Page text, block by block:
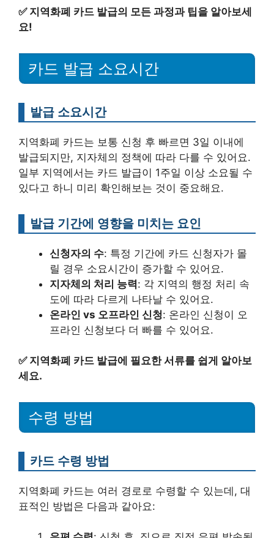
✅ 지역화폐 카드 발급의 모든 과정과 팁을 알아보세
요!
카드 발급 소요시간
발급 소요시간
지역화폐 카드는 보통 신청 후 빠르면 3일 이내에
발급되지만, 지자체의 정책에 따라 다를 수 있어요.
일부 지역에서는 카드 발급이 1주일 이상 소요될 수
있다고 하니 미리 확인해보는 것이 중요해요.
발급 기간에 영향을 미치는 요인
신청자의 수: 특정 기간에 카드 신청자가 몰
릴 경우 소요시간이 증가할 수 있어요.
지자체의 처리 능력: 각 지역의 행정 처리 속
도에 따라 다르게 나타날 수 있어요.
온라인 vs 오프라인 신청: 온라인 신청이 오
프라인 신청보다 더 빠를 수 있어요.
✅ 지역화폐 카드 발급에 필요한 서류를 쉽게 알아보
세요.
수령 방법
카드 수령 방법
지역화폐 카드는 여러 경로로 수령할 수 있는데, 대
표적인 방법은 다음과 같아요: